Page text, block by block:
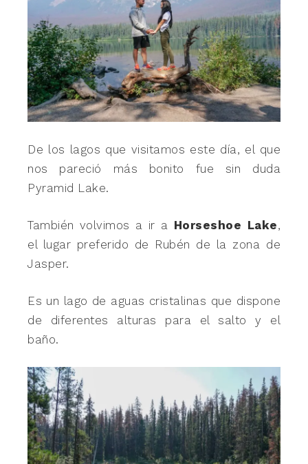
De los lagos que visitamos este día, el que
nos pareció más bonito fue sin duda
Pyramid Lake.
También volvimos a ir a Horseshoe Lake,
el lugar preferido de Rubén de la zona de
Jasper.
Es un lago de aguas cristalinas que dispone
de diferentes alturas para el salto y el
baño.